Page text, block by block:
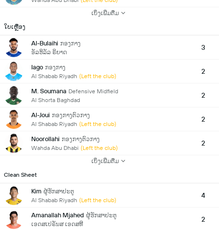
ເບິ່ງເພີ່ມຕື່ມ
ໃບເຫຼືອງ
Al-Bulaihi ກອງກາງ
ອັລຮິລັລ ຣິຍາດ
3
Iago ກອງກາງ
Al Shabab Riyadh (Left the club)
2
M. Soumana Defensive Midfield
Al Shorta Baghdad
2
Al-Joui ກອງກາງຕົວກາງ
Al Shabab Riyadh (Left the club)
2
Noorollahi ກອງກາງຕົວກາງ
Wahda Abu Dhabi (Left the club)
2
ເບິ່ງເພີ່ມຕື່ມ
Clean Sheet
Kim ຜູ້ຮັກສາປະຕູ
Al Shabab Riyadh (Left the club)
4
Amanallah Mjahed ຜູ້ຮັກສາປະຕູ
ເອດສເປຣັນສ ເອດສທີ
2